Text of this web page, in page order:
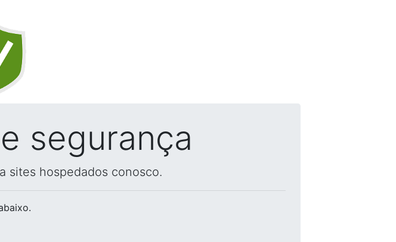
segurança
sites hospedados conosco.